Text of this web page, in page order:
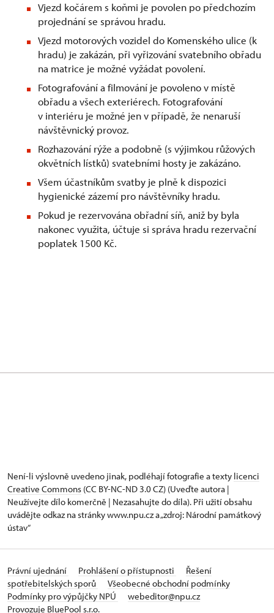
Vjezd kočárem s koňmi je povolen po předchozím
projednání se správou hradu.
Vjezd motorových vozidel do Komenského ulice (k
hradu) je zakázán, při vyřizování svatebního obřadu
na matrice je možné vyžádat povolení.
Fotografování a filmování je povoleno v místě
obřadu a všech exteriérech. Fotografování
v interiéru je možné jen v případě, že nenaruší
návštěvnický provoz.
Rozhazování rýže a podobně (s výjimkou růžových
okvětních lístků) svatebními hosty je zakázáno.
Všem účastníkům svatby je plně k dispozici
hygienické zázemí pro návštěvníky hradu.
Pokud je rezervována obřadní síň, aniž by byla
nakonec využita, účtuje si správa hradu rezervační
poplatek 1500 Kč.
Není-li výslovně uvedeno jinak, podléhají fotografie a texty licenci
Creative Commons (CC BY-NC-ND 3.0 CZ) (Uveďte autora |
Neužívejte dílo komerčně | Nezasahujte do díla). Při užití obsahu
uvádějte odkaz na stránky www.npu.cz a „zdroj: Národní památkový
ústav“
Právní ujednání Prohlášení o přístupnosti
Řešení
spotřebitelských sporů
Všeobecné obchodní podmínky
Podmínky pro výpůjčky NPÚ
webeditor@npu.cz
Provozuje BluePool s.r.o.